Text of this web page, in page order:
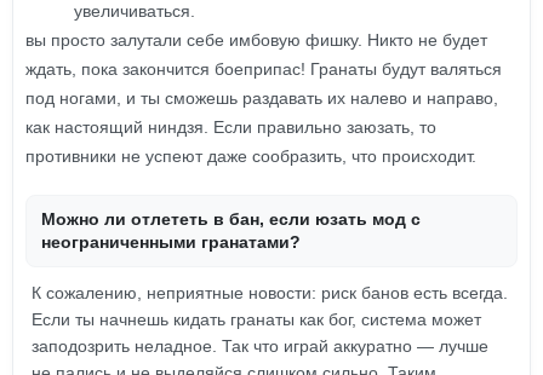
увеличиваться.
вы просто залутали себе имбовую фишку. Никто не будет
ждать, пока закончится боеприпас! Гранаты будут валяться
под ногами, и ты сможешь раздавать их налево и направо,
как настоящий ниндзя. Если правильно заюзать, то
противники не успеют даже сообразить, что происходит.
Можно ли отлететь в бан, если юзать мод с
неограниченными гранатами?
К сожалению, неприятные новости: риск банов есть всегда.
Если ты начнешь кидать гранаты как бог, система может
заподозрить неладное. Так что играй аккуратно — лучше